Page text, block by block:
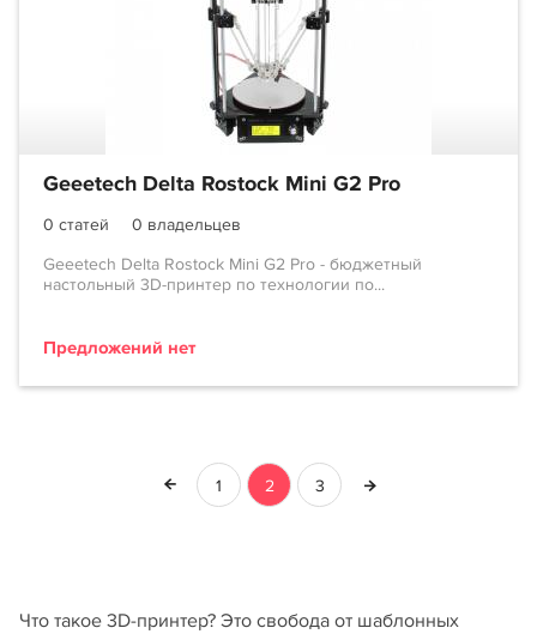
Geeetech Delta Rostock Mini G2 Pro
0 статей
0 владельцев
Geeetech Delta Rostock Mini G2 Pro - бюджетный
настольный 3D-принтер по технологии по...
Предложений нет
1 2 3
Что такое 3D-принтер? Это свобода от шаблонных